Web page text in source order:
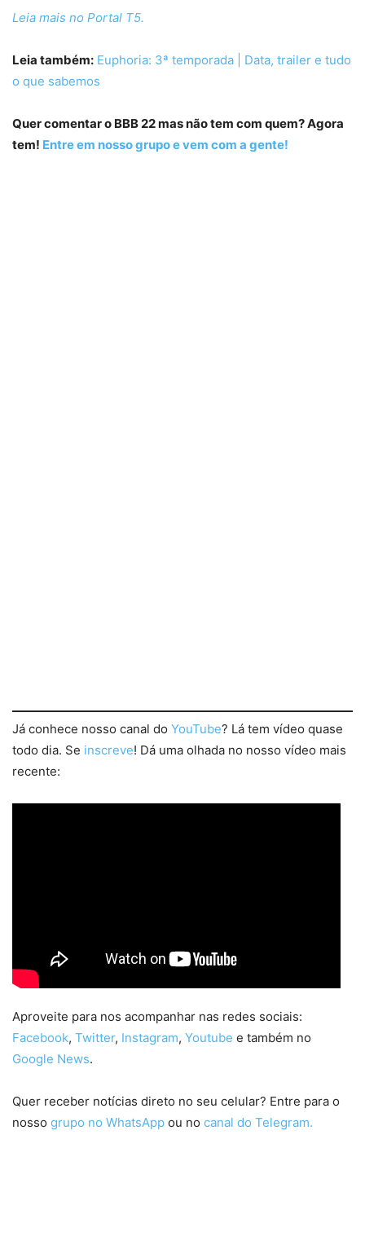
Leia mais no Portal T5.
Leia também: Euphoria: 3ª temporada | Data, trailer e tudo
o que sabemos
Quer comentar o BBB 22 mas não tem com quem? Agora
tem! Entre em nosso grupo e vem com a gente!
Já conhece nosso canal do YouTube? Lá tem vídeo quase
todo dia. Se inscreve! Dá uma olhada no nosso vídeo mais
recente:
Aproveite para nos acompanhar nas redes sociais:
Facebook, Twitter, Instagram, Youtube e também no
Google News.
Quer receber notícias direto no seu celular? Entre para o
nosso grupo no WhatsApp ou no canal do Telegram.